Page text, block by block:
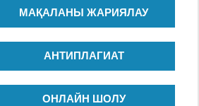
МАҚАЛАНЫ ЖАРИЯЛАУ
АНТИПЛАГИАТ
ОНЛАЙН ШОЛУ